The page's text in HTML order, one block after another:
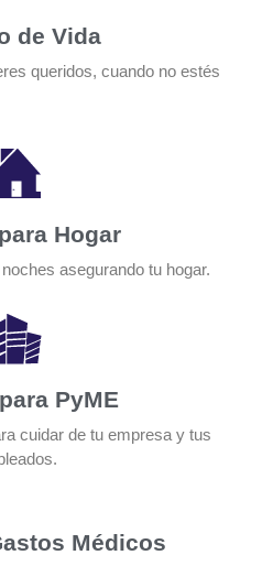
de Vida
queridos, cuando no estés
Hogar
asegurando tu hogar.
PyME
cuidar de tu empresa y tus
Médicos